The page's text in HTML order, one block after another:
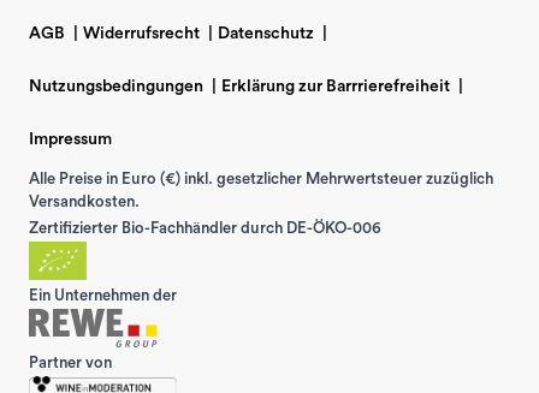
AGB Widerrufsrecht Datenschutz
Nutzungsbedingungen Erklärung zur Barrrierefreiheit
Impressum
Alle Preise in Euro (€) inkl. gesetzlicher Mehrwertsteuer zuzüglich
Versandkosten.
Zertifizierter Bio-Fachhändler durch DE-ÖKO-006
Ein Unternehmen der
Partner von